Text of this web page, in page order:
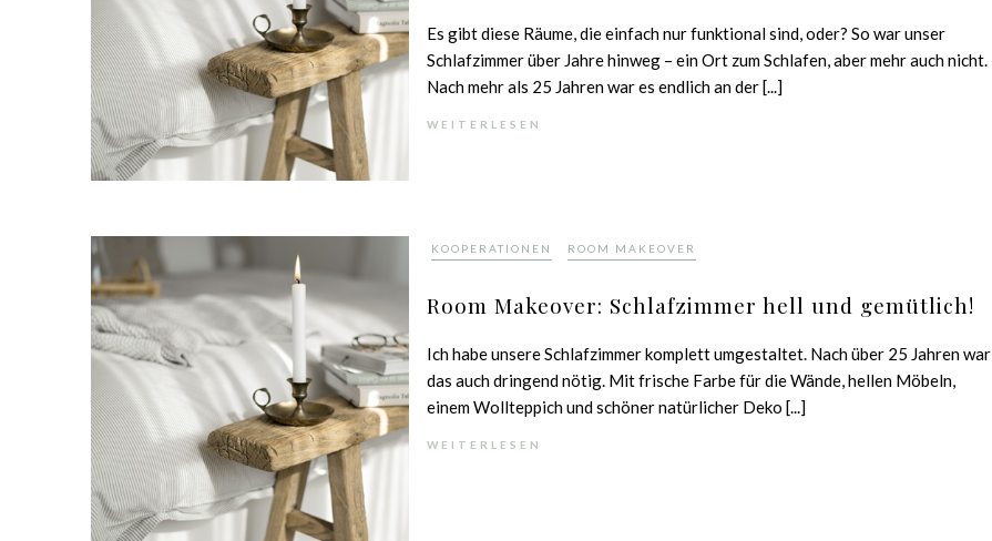
Es gibt diese Räume, die einfach nur funktional sind, oder? So war unser
Schlafzimmer über Jahre hinweg – ein Ort zum Schlafen, aber mehr auch nicht.
Nach mehr als 25 Jahren war es endlich an der [...]
WEITERLESEN
KOOPERATIONEN ROOM MAKEOVER
Room Makeover: Schlafzimmer hell und gemütlich!
Ich habe unsere Schlafzimmer komplett umgestaltet. Nach über 25 Jahren war
das auch dringend nötig. Mit frische Farbe für die Wände, hellen Möbeln,
einem Wollteppich und schöner natürlicher Deko [...]
WEITERLESEN